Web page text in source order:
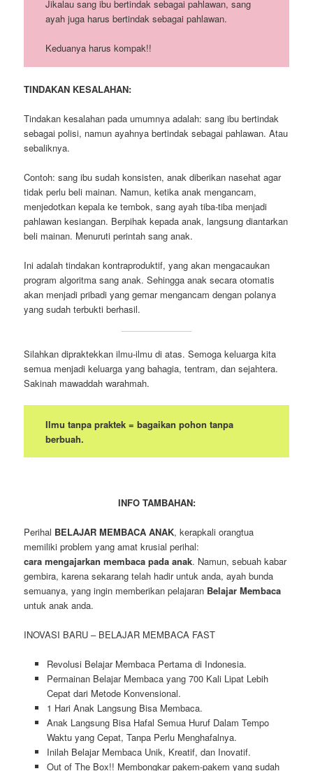
Jikalau sang ibu bertindak sebagai pahlawan, sang
ayah juga harus bertindak sebagai pahlawan.
Keduanya harus kompak!!
TINDAKAN KESALAHAN:
Tindakan kesalahan pada umumnya adalah: sang ibu bertindak
sebagai polisi, namun ayahnya bertindak sebagai pahlawan. Atau
sebaliknya.
Contoh: sang ibu sudah konsisten, anak diberikan nasehat agar
tidak perlu beli mainan. Namun, ketika anak mengancam,
menjedotkan kepala ke tembok, sang ayah tiba-tiba menjadi
pahlawan kesiangan. Berpihak kepada anak, langsung diantarkan
beli mainan. Menuruti perintah sang anak.
Ini adalah tindakan kontraproduktif, yang akan mengacaukan
program algoritma sang anak. Sehingga anak secara otomatis
akan menjadi pribadi yang gemar mengancam dengan polanya
yang sudah terbukti berhasil.
Silahkan dipraktekkan ilmu-ilmu di atas. Semoga keluarga kita
semua menjadi keluarga yang bahagia, tentram, dan sejahtera.
Sakinah mawaddah warahmah.
Ilmu tanpa praktek = bagaikan pohon tanpa
berbuah.
INFO TAMBAHAN:
Perihal BELAJAR MEMBACA ANAK, kerapkali orangtua
memiliki problem yang amat krusial perihal:
cara mengajarkan membaca pada anak. Namun, sebuah kabar
gembira, karena sekarang telah hadir untuk anda, ayah bunda
semuanya, yang ingin memberikan pelajaran Belajar Membaca
untuk anak anda.
INOVASI BARU – BELAJAR MEMBACA FAST
Revolusi Belajar Membaca Pertama di Indonesia.
Permainan Belajar Membaca yang 700 Kali Lipat Lebih
Cepat dari Metode Konvensional.
1 Hari Anak Langsung Bisa Membaca.
Anak Langsung Bisa Hafal Semua Huruf Dalam Tempo
Waktu yang Cepat, Tanpa Perlu Menghafalnya.
Inilah Belajar Membaca Unik, Kreatif, dan Inovatif.
Out of The Box!! Membongkar pakem-pakem yang sudah